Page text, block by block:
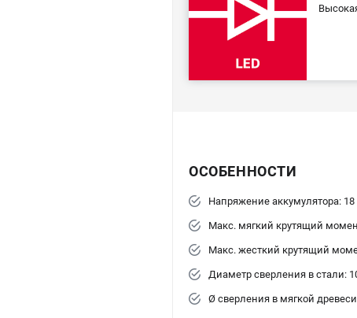
ОСОБЕННОСТИ
Напряжение аккумулятора: 18
Макс. мягкий крутящий
Макс. жесткий крутящий
Диаметр сверления в стали:
Ø сверления в мягкой